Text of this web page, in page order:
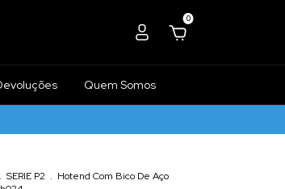
0
Quem Somos
. SERIE P2 . Hotend Com Bico De Aço